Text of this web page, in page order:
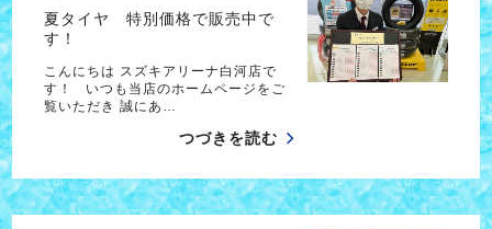
夏タイヤ 特別価格で販売中で
す！
こんにちは スズキアリーナ白河店で
す！ いつも当店のホームページをご
覧いただき 誠にあ…
つづきを読む